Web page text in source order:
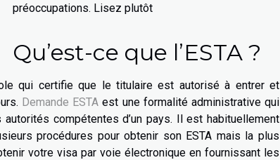
préoccupations. Lisez plutôt
Qu’est-ce que l’ESTA ?
qui certifie que le titulaire est autorisé à entrer et
Demande ESTAest une formalité administrative qui
compétentes d’un pays. Il est habituellement
procédures pour obtenir son ESTA mais la plus
votre visa par voie électronique en fournissant les